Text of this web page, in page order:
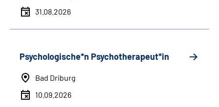
31.08.2026
Psychologische*n Psychotherapeut*in
Bad Driburg
10.09.2026